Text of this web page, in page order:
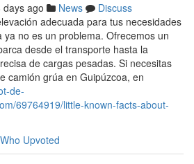
days ago News
Discuss
adecuada para tus necesidades
ya no es un problema. Ofrecemos un
desde el transporte hasta la
de cargas pesadas. Si necesitas
camión grúa en Guipúzcoa, en
de-
69764919/little-known-facts-about-
Who Upvoted